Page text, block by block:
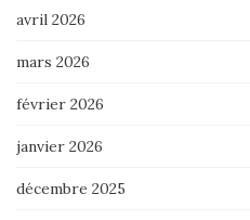
avril 2026
mars 2026
février 2026
janvier 2026
décembre 2025